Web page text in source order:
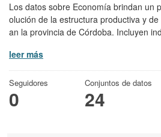
Los datos sobre Economía brindan un
olución de la estructura productiva y
an la provincia de Córdoba. Incluyen
leer más
Seguidores
0
Conjuntos de datos
24